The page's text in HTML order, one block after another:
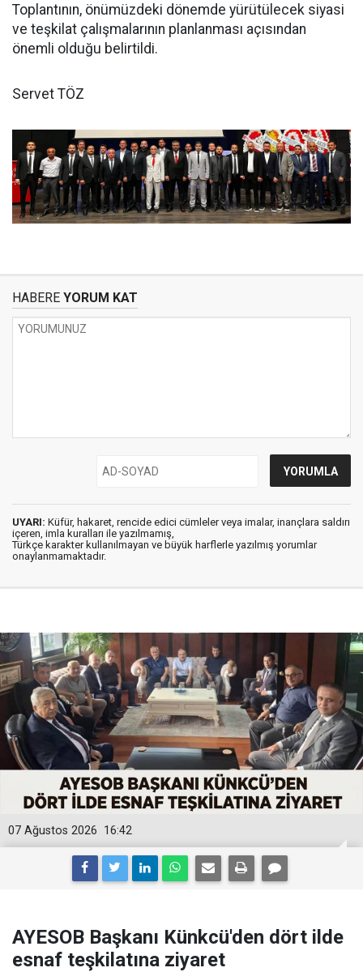
Toplantının, önümüzdeki dönemde yürütülecek siyasi
ve teşkilat çalışmalarının planlanması açısından
önemli olduğu belirtildi.
Servet TÖZ
HABERE YORUM KAT
UYARI: Küfür, hakaret, rencide edici cümleler veya imalar, inançlara saldırı
içeren, imla kuralları ile yazılmamış,
Türkçe karakter kullanılmayan ve büyük harflerle yazılmış yorumlar
onaylanmamaktadır.
16:42
07 Ağustos 2026
AYESOB Başkanı Künkcü'den dört ilde
esnaf teşkilatına ziyaret